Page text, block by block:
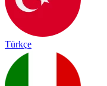
Türkçe